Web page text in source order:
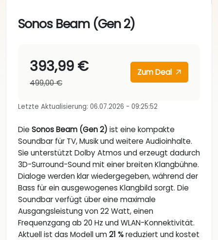
Sonos Beam (Gen 2)
393,99 €
499,00 €
Zum Deal
Letzte Aktualisierung: 06.07.2026 - 09:25:52
Die Sonos Beam (Gen 2) ist eine kompakte
Soundbar für TV, Musik und weitere Audioinhalte.
Sie unterstützt Dolby Atmos und erzeugt dadurch
3D-Surround-Sound mit einer breiten Klangbühne.
Dialoge werden klar wiedergegeben, während der
Bass für ein ausgewogenes Klangbild sorgt. Die
Soundbar verfügt über eine maximale
Ausgangsleistung von 22 Watt, einen
Frequenzgang ab 20 Hz und WLAN-Konnektivität.
Aktuell ist das Modell um21 %reduziert und kostet